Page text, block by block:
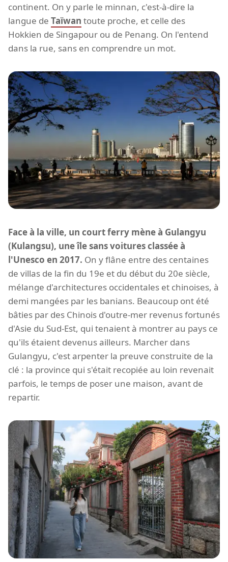
continent. On y parle le minnan, c'est-à-dire la
langue de Taïwan toute proche, et celle des
Hokkien de Singapour ou de Penang. On l'entend
dans la rue, sans en comprendre un mot.
Face à la ville, un court ferry mène à Gulangyu
(Kulangsu), une île sans voitures classée à
l'Unesco en 2017. On y flâne entre des centaines
de villas de la fin du 19e et du début du 20e siècle,
mélange d'architectures occidentales et chinoises, à
demi mangées par les banians. Beaucoup ont été
bâties par des Chinois d'outre-mer revenus fortunés
d'Asie du Sud-Est, qui tenaient à montrer au pays ce
qu'ils étaient devenus ailleurs. Marcher dans
Gulangyu, c'est arpenter la preuve construite de la
clé : la province qui s'était recopiée au loin revenait
parfois, le temps de poser une maison, avant de
repartir.